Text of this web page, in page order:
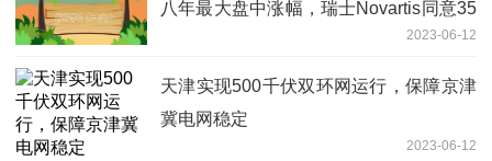
八年最大盘中涨幅，瑞士Novartis同意35
2023-06-12
天津实现500千伏双环网运行，保障京津
冀电网稳定
2023-06-12